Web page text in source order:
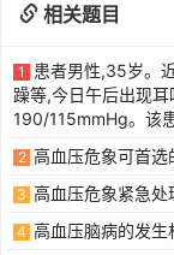
相关题目
1
患者男性,35岁。
躁等,今日午后出现
190/115mmHg。该
2 高血压危象可首选
3 高血压危象紧急处
4 高血压脑病的发生